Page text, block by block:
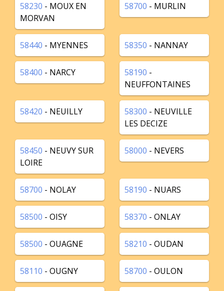
58230 - MOUX EN
MORVAN
58700 - MURLIN
58440 - MYENNES 58350 - NANNAY
58400 - NARCY 58190 -
NEUFFONTAINES
58420 - NEUILLY 58300 - NEUVILLE
LES DECIZE
58450 - NEUVY SUR
LOIRE
58000 - NEVERS
58700 - NOLAY 58190 - NUARS
58500 - OISY 58370 - ONLAY
58500 - OUAGNE 58210 - OUDAN
58110 - OUGNY 58700 - OULON